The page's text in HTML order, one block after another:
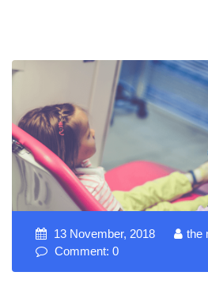
13 November, 2018
the
Comment: 0